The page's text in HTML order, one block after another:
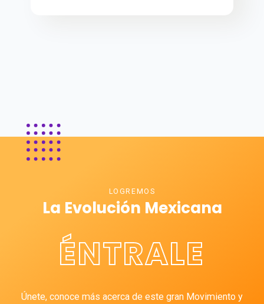
LOGREMOS
La Evolución Mexicana
ÉNTRALE
Únete, conoce más acerca de este gran Movimiento y